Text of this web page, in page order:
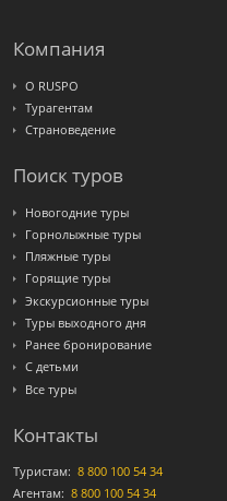
Компания
О RUSPO
Турагентам
Страноведение
Поиск туров
Новогодние туры
Горнолыжные туры
Пляжные туры
Горящие туры
Экскурсионные туры
Туры выходного дня
Ранее бронирование
С детьми
Все туры
Контакты
Туристам: 8 800 100 54 34
Агентам: 8 800 100 54 34